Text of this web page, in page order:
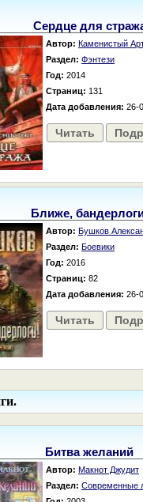
Сердце для
Автор: Каменистый
Раздел: Фэнтези
Год: 2014
Страниц: 131
Дата добавления: 26-
Читать
Ближе,
Автор: Бушков
Раздел: Боевики
Год: 2016
Страниц: 82
Дата добавления: 26-
Читать
Битва желаний
Автор: Макнот Джудит
Раздел: Современные